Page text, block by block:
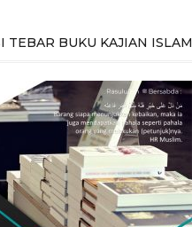
TEBAR BUKU KAJIAN ISLAM